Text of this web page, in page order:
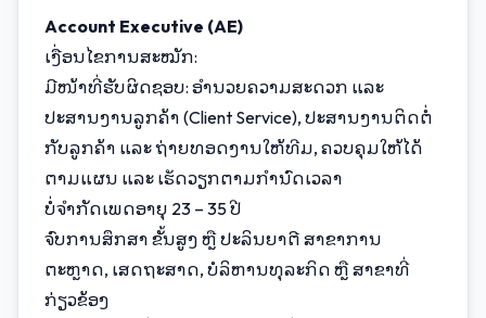
Account Executive (AE)
ເງື່ອນໄຂການສະໝັກ:
ມີໜ້າທີ່ຮັບຜິດຊອບ: ອຳນວຍຄວາມສະດວກ ແລະ
ປະສານງານລູກຄ້າ (Client Service), ປະສານງານຕິດຕໍ່
ກັບລູກຄ້າ ແລະ ຖ່າຍທອດງານໃຫ້ທີມ, ຄວບຄຸມໃຫ້ໄດ້
ຕາມແຜນ ແລະ ເຮັດວຽກຕາມກຳນົດເວລາ
ບໍ່ຈຳກັດເພດອາຍຸ 23 – 35 ປີ
ຈົບການສຶກສາ ຂັ້ນສູງ ຫຼື ປະລິນຍາຕີ ສາຂາການ
ຕະຫຼາດ, ເສດຖະສາດ, ບໍລິຫານທຸລະກິດ ຫຼື ສາຂາທີ່
ກ່ຽວຂ້ອງ